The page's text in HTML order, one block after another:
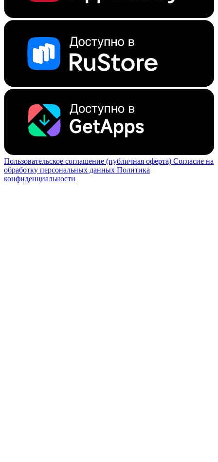
Пользовательское соглашение (публичная оферта) Согласие на
обработку персональных данных Политика
конфиденциальности